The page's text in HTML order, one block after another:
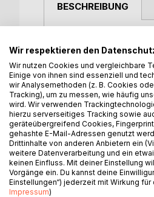
BESCHREIBUNG
On a Planet very
last World War is
proportions across
characters meet and
rise.
WEITERE
Wir respektieren den
Wir nutzen Cookies und vergleichbare
Einige von ihnen sind essenziell und
wir Analysemethoden (z. B. Cookies
Tracking), um zu messen, wie häufig
wird. Wir verwenden
hierzu serverseitiges Tracking sowie
geräteübergreifend Cookies,
gehashte E-Mail-Adressen genutzt
Drittinhalte von anderen Anbietern ein
weitere Datenverarbeitung und ein
keinen Einfluss. Mit deiner Einstellung
Vorgänge ein. Du kannst deine
Einstellungen“) jederzeit mit Wirkung
Impressum)